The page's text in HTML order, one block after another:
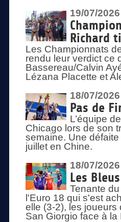
19/07/2026
Richard
Les Championnats
rendu leur verdict ce
Bassereau/Calvin
Lézana Placette et
18/07/2026
Pas de
L’équipe
Chicago lors de son
semaine. Une
juillet en Chine.
18/07/2026
Les
Tenante
l'Euro 18 qui s'est
elle (3-2), les
San Giorgio face à la